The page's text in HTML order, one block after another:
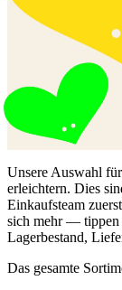
Unsere Auswahl für
erleichtern. Dies
Einkaufsteam
sich mehr — tippen
Lagerbestand,
Das gesamte